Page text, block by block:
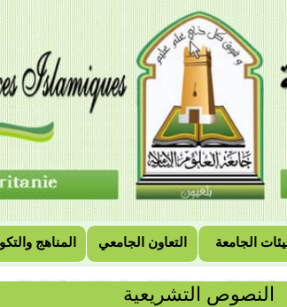
المناهج التعاون الجامعي الجامعة
النصوص التشريعية